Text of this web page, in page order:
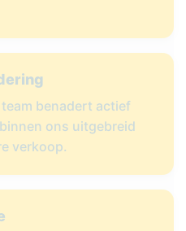
benadert actief
ons uitgebreid
verkoop.